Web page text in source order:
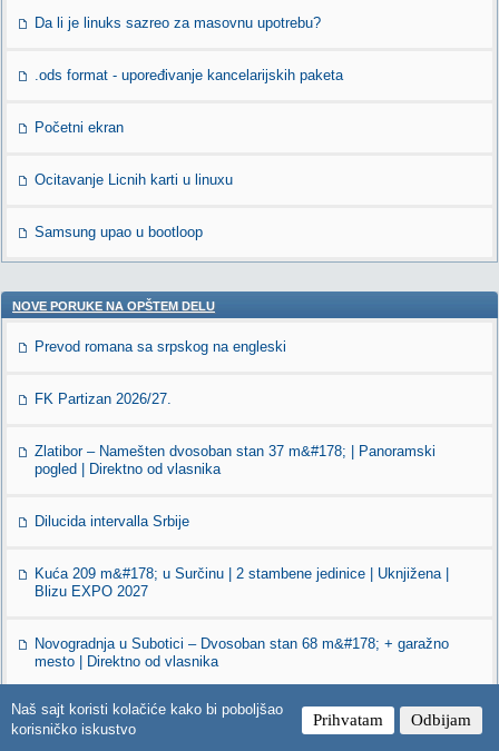
Naš sajt koristi kolačiće kako bi poboljšao
korisničko iskustvo
Prihvatam Odbijam
Da li je linuks sazreo za masovnu upotrebu?
.ods format - upoređivanje kancelarijskih paketa
Početni ekran
Ocitavanje Licnih karti u linuxu
Samsung upao u bootloop
NOVE PORUKE NA OPŠTEM DELU
Prevod romana sa srpskog na engleski
FK Partizan 2026/27.
Zlatibor – Namešten dvosoban stan 37 m&#178; | Panoramski
pogled | Direktno od vlasnika
Dilucida intervalla Srbije
Kuća 209 m&#178; u Surčinu | 2 stambene jedinice | Uknjižena |
Blizu EXPO 2027
Novogradnja u Subotici – Dvosoban stan 68 m&#178; + garažno
mesto | Direktno od vlasnika
Kako nauciti japanski?